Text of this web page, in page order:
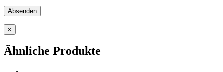
×
Ähnliche Produkte